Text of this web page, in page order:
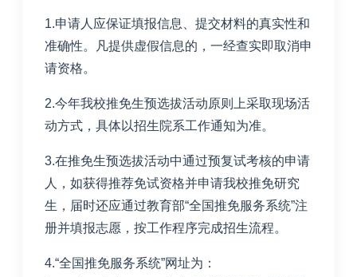
1.申请人应保证填报信息、提交材料的真实性和
准确性。凡提供虚假信息的，一经查实即取消申
请资格。
2.今年我校推免生预选拔活动原则上采取现场活
动方式，具体以招生院系工作通知为准。
3.在推免生预选拔活动中通过预复试考核的申请
人，如获得推荐免试资格并申请我校推免研究
生，届时还应通过教育部“全国推免服务系统”注
册并填报志愿，按工作程序完成招生流程。
4.“全国推免服务系统”网址为：